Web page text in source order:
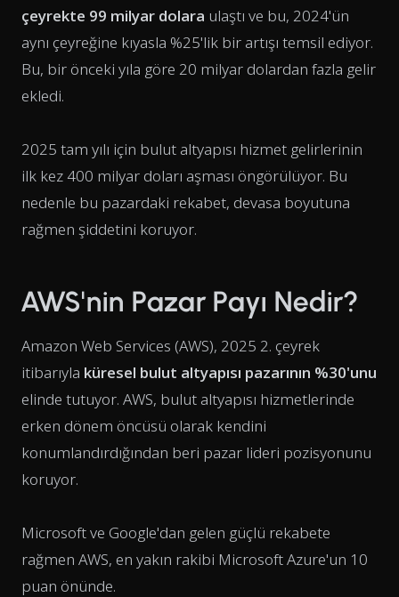
çeyrekte 99 milyar dolara ulaştı ve bu, 2024'ün
aynı çeyreğine kıyasla %25'lik bir artışı temsil ediyor.
Bu, bir önceki yıla göre 20 milyar dolardan fazla gelir
ekledi.
2025 tam yılı için bulut altyapısı hizmet gelirlerinin
ilk kez 400 milyar doları aşması öngörülüyor. Bu
nedenle bu pazardaki rekabet, devasa boyutuna
rağmen şiddetini koruyor.
AWS'nin Pazar Payı Nedir?
Amazon Web Services (AWS), 2025 2. çeyrek
itibarıyla küresel bulut altyapısı pazarının %30'unu
elinde tutuyor. AWS, bulut altyapısı hizmetlerinde
erken dönem öncüsü olarak kendini
konumlandırdığından beri pazar lideri pozisyonunu
koruyor.
Microsoft ve Google'dan gelen güçlü rekabete
rağmen AWS, en yakın rakibi Microsoft Azure'un 10
puan önünde.